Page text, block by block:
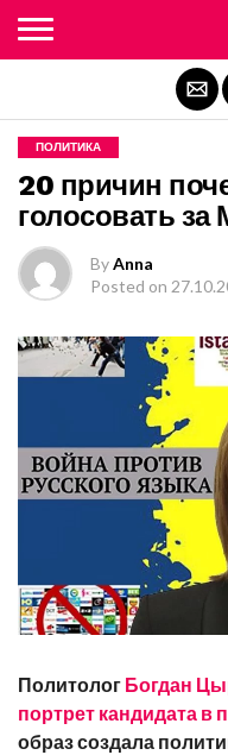
ПОЛИТИКА
20 причин
голосовать
ByAnna
Posted on
Политолог Богдан
портрет кандидата
образ создала
Exit